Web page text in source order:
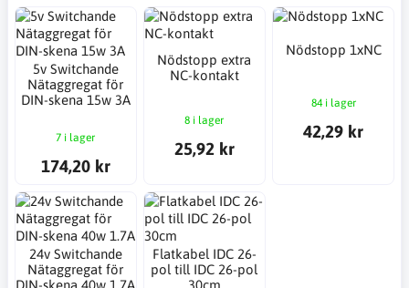
5v Switchande
Nätaggregat för
DIN-skena 15w 3A
7 i lager
174,20 kr
Nödstopp extra
NC-kontakt
8 i lager
25,92 kr
Nödstopp 1xNC
84 i lager
42,29 kr
24v Switchande
Nätaggregat för
DIN-skena 40w 1.7A
Flatkabel IDC 26-
pol till IDC 26-pol
30cm